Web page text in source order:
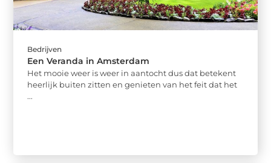
Bedrijven
Een Veranda in Amsterdam
Het mooie weer is weer in aantocht dus dat betekent
heerlijk buiten zitten en genieten van het feit dat het
...